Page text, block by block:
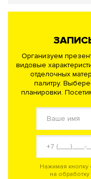
Организуем
видовые
отделочных
палитру.
планировки.
Нажимая кнопку
на